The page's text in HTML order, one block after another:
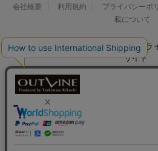
会社概要 利用規約 プライバシーポ
載について
© 2026 Watch LIFE NEWS｜ウオッチラ
サイト